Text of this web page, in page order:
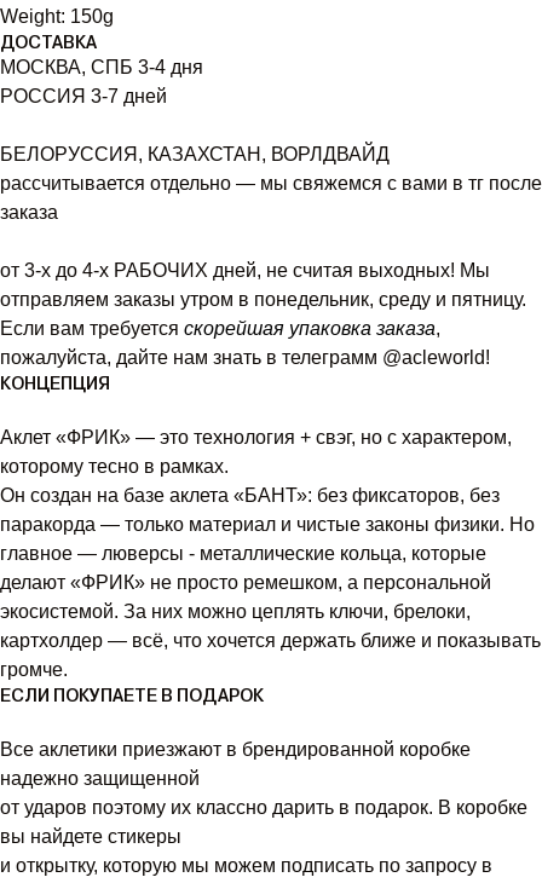
Weight: 150g
ДОСТАВКА
МОСКВА, СПБ 3-4 дня
РОССИЯ 3-7 дней
БЕЛОРУССИЯ, КАЗАХСТАН, ВОРЛДВАЙД
рассчитывается отдельно — мы свяжемся с вами в тг после
заказа
от 3-х до 4-х РАБОЧИХ дней, не считая выходных! Мы
отправляем заказы утром в понедельник, среду и пятницу.
Если вам требуется скорейшая упаковка заказа,
пожалуйста, дайте нам знать в телеграмм @acleworld!
КОНЦЕПЦИЯ
Аклет «ФРИК» — это технология + свэг, но с характером,
которому тесно в рамках.
Он создан на базе аклета «БАНТ»: без фиксаторов, без
паракорда — только материал и чистые законы физики. Но
главное — люверсы - металлические кольца, которые
делают «ФРИК» не просто ремешком, а персональной
экосистемой. За них можно цеплять ключи, брелоки,
картхолдер — всё, что хочется держать ближе и показывать
громче.
ЕСЛИ ПОКУПАЕТЕ В ПОДАРОК
Все аклетики приезжают в брендированной коробке
надежно защищенной
от ударов поэтому их классно дарить в подарок. В коробке
вы найдете стикеры
и открытку, которую мы можем подписать по запросу в